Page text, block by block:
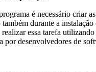
é necessário criar
durante a instalação
essa tarefa
por desenvolvedores de